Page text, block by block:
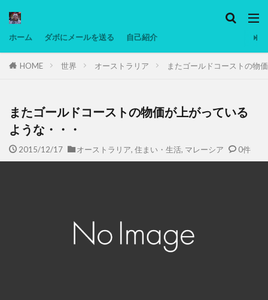
ホーム ダボにメールを送る 自己紹介
HOME 世界 オーストラリア またゴールドコーストの物
またゴールドコーストの物価が上がっている
ような・・・
2015/12/17 オーストラリア, 住まい・生活, マレーシア 0件
タグ
マレーシア動画
ヨーグルト
低温調理・スロークッカー
備忘録
日本人村社会 脱水シート